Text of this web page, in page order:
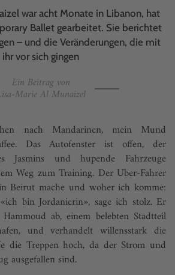
war acht Monate in Libanon, hat
Ballet gearbeitet. Sie berichtet
– und die Veränderungen, die mit
ihr vor sich gingen
Ein Beitrag von
Marie Al Munaizel
nach Mandarinen, mein Mund
Das Autofenster ist offen, der
Jasmins und hupende Fahrzeuge
Weg zum Training. Der Uber-Fahrer
Beirut mache und woher ich komme:
bin Jordanierin», sage ich stolz. Er
ab, einem belebten Stadtteil
und verhandelt willensstark die
die Treppen hoch, da der Strom und
ausgefallen sind.